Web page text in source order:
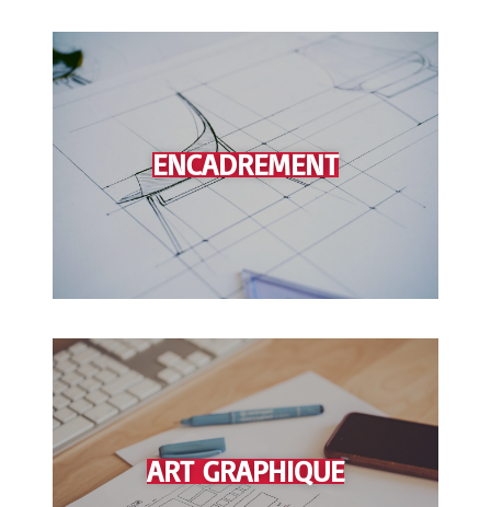
ENCADREMENT
ART GRAPHIQUE